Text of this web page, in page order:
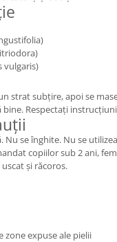
vulgaris)
strat subțire, apoi se
Respectați
se înghite. Nu se
copiilor sub 2 ani,
și răcoros.
zone expuse ale pielii